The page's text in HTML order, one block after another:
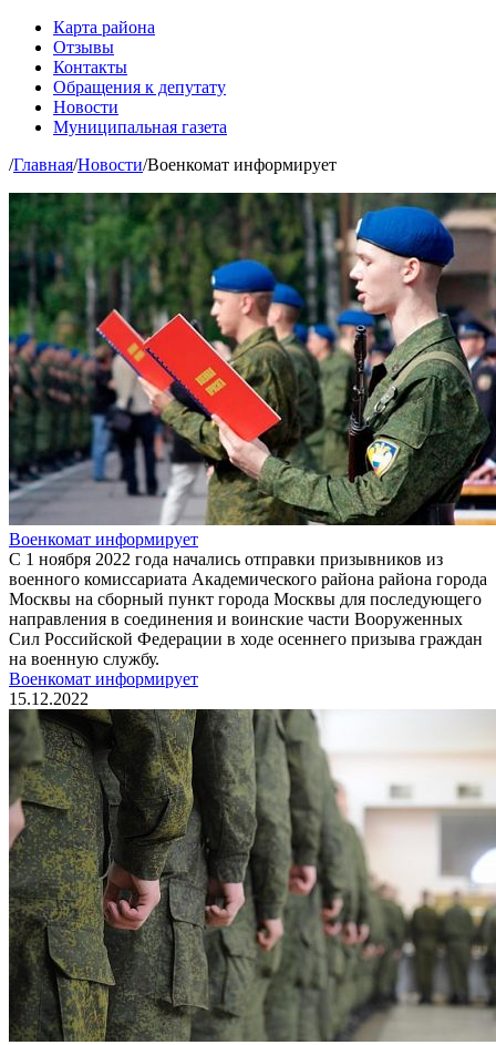
Карта района
Отзывы
Контакты
Обращения к депутату
Новости
Муниципальная газета
/Главная/Новости/Военкомат информирует
Военкомат информирует
С 1 ноября 2022 года начались отправки призывников из
военного комиссариата Академического района района города
Москвы на сборный пункт города Москвы для последующего
направления в соединения и воинские части Вооруженных
Сил Российской Федерации в ходе осеннего призыва граждан
на военную службу.
Военкомат информирует
15.12.2022